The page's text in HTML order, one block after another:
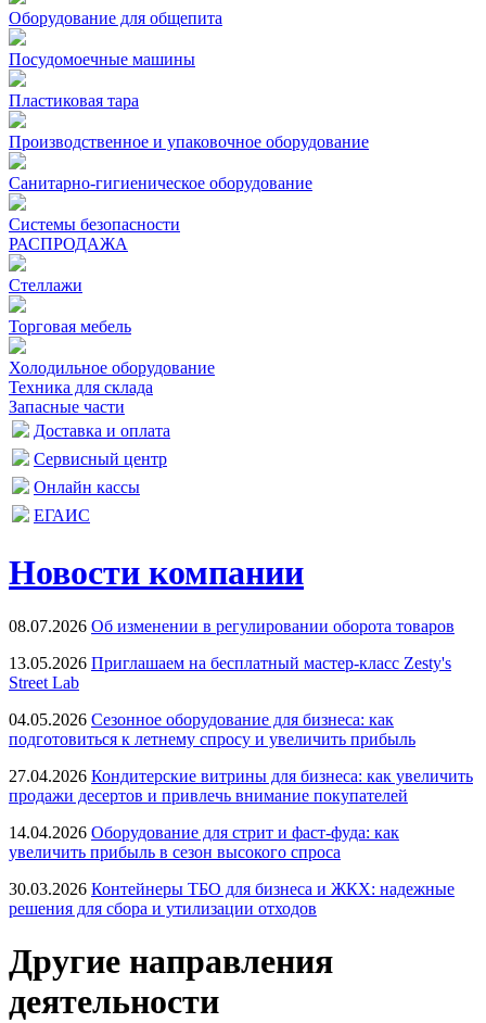
Оборудование для общепита
Посудомоечные машины
Пластиковая тара
Производственное и упаковочное оборудование
Санитарно-гигиеническое оборудование
Системы безопасности
РАСПРОДАЖА
Стеллажи
Торговая мебель
Холодильное оборудование
Техника для склада
Запасные части
Доставка и оплата
Сервисный центр
Онлайн кассы
ЕГАИС
Новости компании
08.07.2026 Об изменении в регулировании оборота товаров
13.05.2026 Приглашаем на бесплатный мастер-класс Zesty's
Street Lab
04.05.2026 Сезонное оборудование для бизнеса: как
подготовиться к летнему спросу и увеличить прибыль
27.04.2026 Кондитерские витрины для бизнеса: как увеличить
продажи десертов и привлечь внимание покупателей
14.04.2026 Оборудование для стрит и фаст-фуда: как
увеличить прибыль в сезон высокого спроса
30.03.2026 Контейнеры ТБО для бизнеса и ЖКХ: надежные
решения для сбора и утилизации отходов
Другие направления
деятельности